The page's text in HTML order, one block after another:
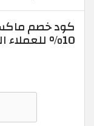
كود خصم
10% للعملاء الجدد